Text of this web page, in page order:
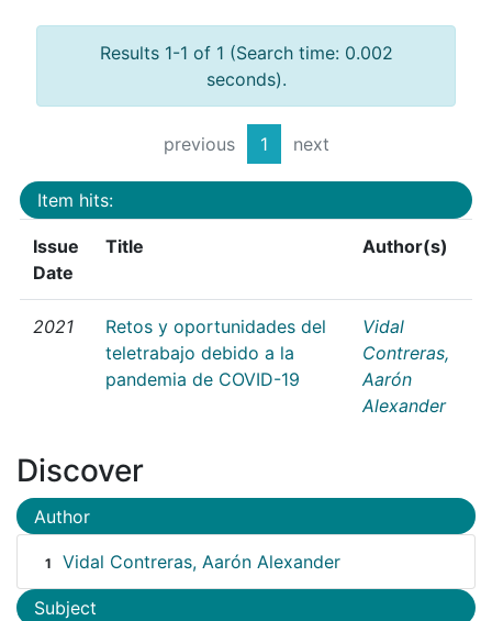
Results 1-1 of 1 (Search time: 0.002
seconds).
previous 1 next
Item hits:
Issue
Date
Title Author(s)
2021
Retos y oportunidades del
teletrabajo debido a la
pandemia de COVID-19
Vidal
Contreras,
Aarón
Alexander
Discover
Author
1 Vidal Contreras, Aarón Alexander
Subject